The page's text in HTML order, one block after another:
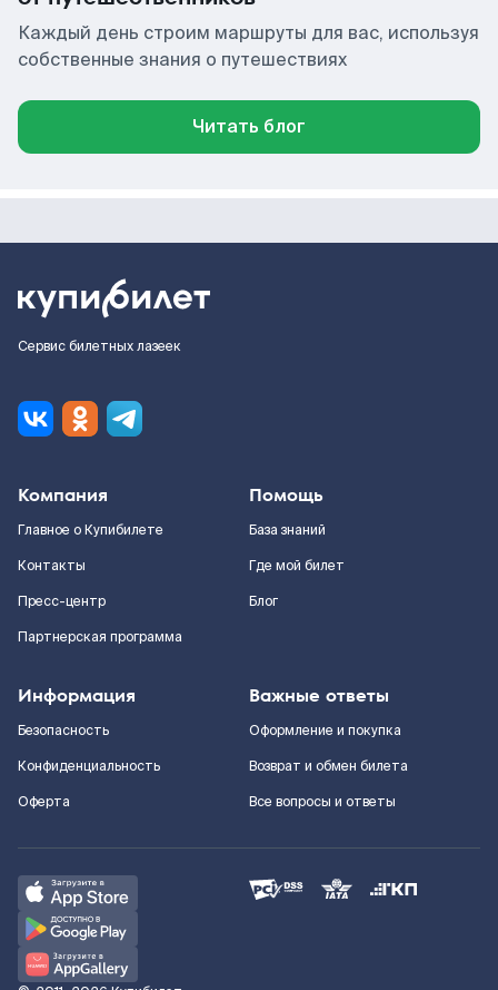
Каждый день строим маршруты для вас, используя
собственные знания о путешествиях
Читать блог
Сервис билетных лазеек
Компания
Главное о Купибилете
Контакты
Пресс-центр
Партнерская программа
Помощь
База знаний
Где мой билет
Блог
Информация
Безопасность
Конфиденциальность
Оферта
Важные ответы
Оформление и покупка
Возврат и обмен билета
Все вопросы и ответы